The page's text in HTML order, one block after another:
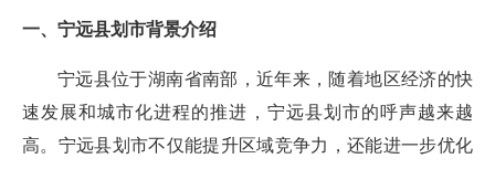
一、宁远县划市背景介绍
宁远县位于湖南省南部，近年来，随着地区经济的快
速发展和城市化进程的推进，宁远县划市的呼声越来越
高。宁远县划市不仅能提升区域竞争力，还能进一步优化